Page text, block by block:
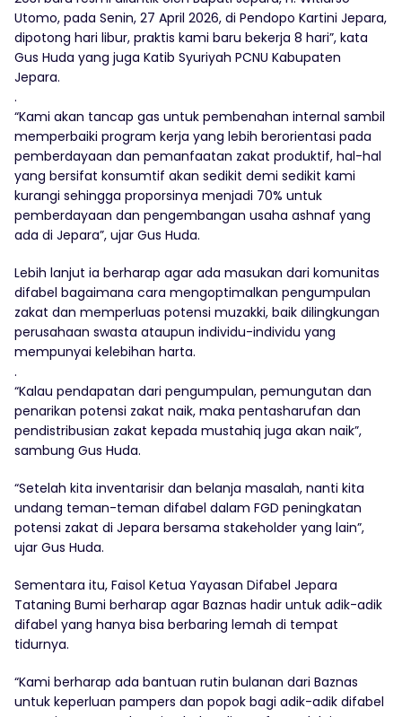
Utomo, pada Senin, 27 April 2026, di Pendopo Kartini Jepara,
dipotong hari libur, praktis kami baru bekerja 8 hari”, kata
Gus Huda yang juga Katib Syuriyah PCNU Kabupaten
Jepara.
.
“Kami akan tancap gas untuk pembenahan internal sambil
memperbaiki program kerja yang lebih berorientasi pada
pemberdayaan dan pemanfaatan zakat produktif, hal-hal
yang bersifat konsumtif akan sedikit demi sedikit kami
kurangi sehingga proporsinya menjadi 70% untuk
pemberdayaan dan pengembangan usaha ashnaf yang
ada di Jepara”, ujar Gus Huda.
Lebih lanjut ia berharap agar ada masukan dari komunitas
difabel bagaimana cara mengoptimalkan pengumpulan
zakat dan memperluas potensi muzakki, baik dilingkungan
perusahaan swasta ataupun individu-individu yang
mempunyai kelebihan harta.
.
“Kalau pendapatan dari pengumpulan, pemungutan dan
penarikan potensi zakat naik, maka pentasharufan dan
pendistribusian zakat kepada mustahiq juga akan naik”,
sambung Gus Huda.
“Setelah kita inventarisir dan belanja masalah, nanti kita
undang teman-teman difabel dalam FGD peningkatan
potensi zakat di Jepara bersama stakeholder yang lain”,
ujar Gus Huda.
Sementara itu, Faisol Ketua Yayasan Difabel Jepara
Tataning Bumi berharap agar Baznas hadir untuk adik-adik
difabel yang hanya bisa berbaring lemah di tempat
tidurnya.
“Kami berharap ada bantuan rutin bulanan dari Baznas
untuk keperluan pampers dan popok bagi adik-adik difabel